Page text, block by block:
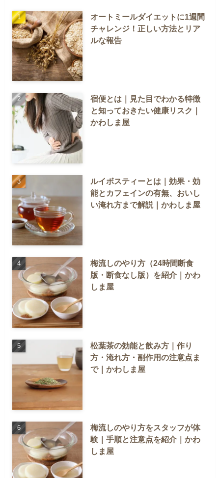
オートミールダイエットに1週間
チャレンジ！正しい方法とリア
ルな報告
宿便とは｜見た目でわかる特徴
と知っておきたい健康リスク｜
かわしま屋
ルイボスティーとは｜効果・効
能とカフェインの有無、おいし
い淹れ方まで解説｜かわしま屋
梅流しのやり方（24時間断食
版・断食なし版）を紹介｜かわ
しま屋
松葉茶の効能と飲み方｜作り
方・淹れ方・副作用の注意点ま
で｜かわしま屋
梅流しのやり方をスタッフが体
験｜手順と注意点を紹介｜かわ
しま屋